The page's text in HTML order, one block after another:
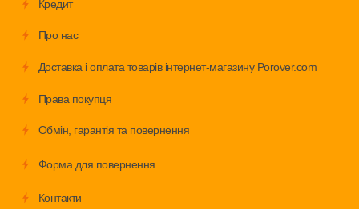
Кредит
Про нас
Доставка і оплата товарів інтернет-магазину Porover.com
Права покупця
Обмiн, гарантія та повернення
Форма для повернення
Контакти